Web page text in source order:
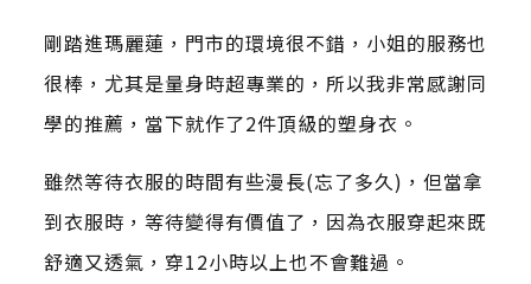
剛踏進瑪麗蓮，門市的環境很不錯，小姐的服務也
很棒，尤其是量身時超專業的，所以我非常感謝同
學的推薦，當下就作了2件頂級的塑身衣。
雖然等待衣服的時間有些漫長(忘了多久)，但當拿
到衣服時，等待變得有價值了，因為衣服穿起來既
舒適又透氣，穿12小時以上也不會難過。